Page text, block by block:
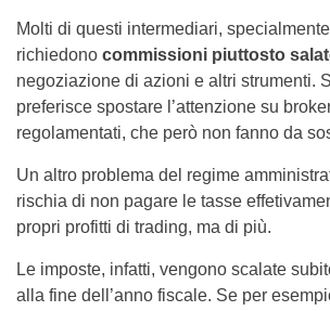
Molti di questi intermediari,
richiedono commissioni piuttosto
negoziazione di azioni e altri strumenti.
preferisce spostare l’attenzione su
regolamentati, che però non fanno da
Un altro problema del regime
rischia di non pagare le tasse
propri profitti di trading, ma di più.
Le imposte, infatti, vengono scalate
alla fine dell’anno fiscale. Se per